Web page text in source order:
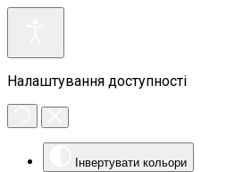
Налаштування доступності
Інвертувати кольори